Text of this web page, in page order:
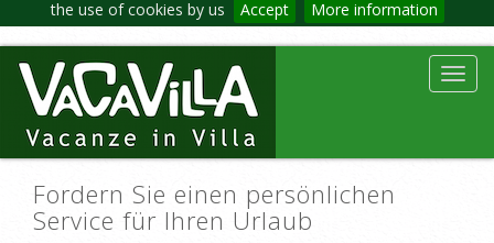
the use of cookies by us Accept More information
Fordern Sie einen persönlichen
Service für Ihren Urlaub